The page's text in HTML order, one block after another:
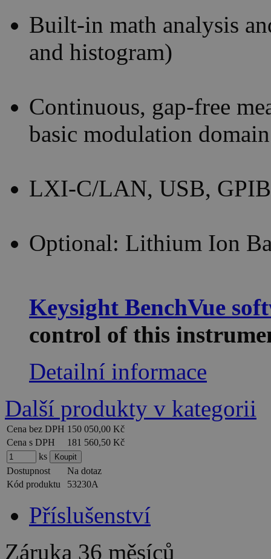
Built-in math analysis
and histogram)
Continuous, gap-free
basic modulation
LXI-C/LAN, USB, GPIB
Optional: Lithium Ion
Keysight BenchVue
control of this
Detailní informace
Další produkty v kategorii
Cena bez DPH 150 050,00 Kč
Cena s DPH
181 560,50 Kč
ks
Dostupnost
Na dotaz
Kód produktu
53230A
Příslušenství
Záruka 36 měsíců